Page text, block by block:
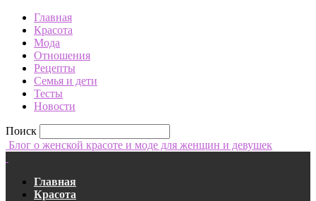
Главная
Красота
Мода
Отношения
Рецепты
Семья и дети
Тесты
Новости
Поиск
Блог о женской красоте и моде для женщин и девушек
Главная
Красота